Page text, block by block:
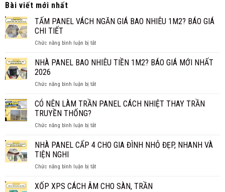
Bài viết mới nhất
TẤM PANEL VÁCH NGĂN GIÁ BAO NHIÊU 1M2? BÁO GIÁ
CHI TIẾT
Chức năng bình luận bị tắtở
PANEL
GIÁ
NHIÊU
GIÁ
TIẾT
NHÀ PANEL BAO NHIÊU TIỀN 1M2? BÁO GIÁ MỚI NHẤT
2026
Chức năng bình luận bị tắtở
PANEL
TIỀN
BÁO
NHẤT
CÓ NÊN LÀM TRẦN PANEL CÁCH NHIỆT THAY TRẦN
TRUYỀN THỐNG?
Chức năng bình luận bị tắtở
NÊN
PANEL
NHIỆT
NHÀ PANEL CẤP 4 CHO GIA ĐÌNH NHỎ ĐẸP, NHANH VÀ
TIỆN NGHI
Chức năng bình luận bị tắtở
PANEL
XỐP XPS CÁCH ÂM CHO SÀN, TRẦN